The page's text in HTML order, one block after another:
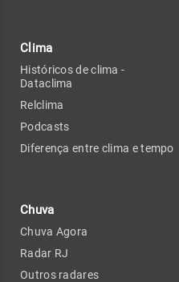
Clima
Históricos de clima -
Dataclima
Relclima
Podcasts
Diferença entre clima e tempo
Chuva
Chuva Agora
Radar RJ
Outros radares